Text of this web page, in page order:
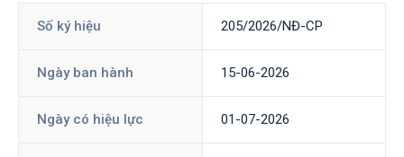
Số ký hiệu 205/2026/NĐ-CP
Ngày ban hành 15-06-2026
Ngày có hiệu lực 01-07-2026